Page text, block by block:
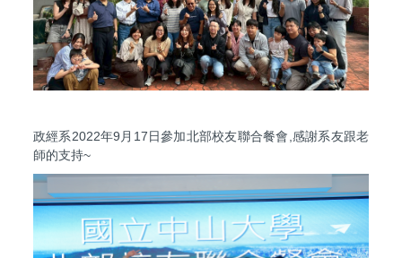
政經系2022年9月17日參加北部校友聯合餐會,感謝系友跟老
師的支持~